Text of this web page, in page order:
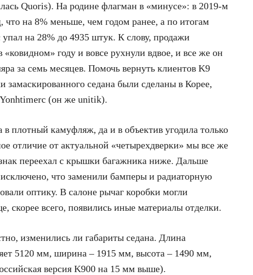
Quoris). На родине флагман в «минусе»: в 2019-м
что на 8% меньше, чем годом ранее, а по итогам
на 28% до 4935 штук. К слову, продажи
«ковидном» году и вовсе рухнули вдвое, и все же он
за семь месяцев. Помочь вернуть клиентов K9
замаскированного седана были сделаны в Корее,
(он же unitik).
плотный камуфляж, да и в объектив угодила только
отличие от актуальной «четырехдверки» мы все же
переехал с крышки багажника ниже. Дальше
что заменили бамперы и радиаторную
оптику. В салоне рычаг коробки могли
скорее всего, появились иные материалы отделки.
изменились ли габариты седана. Длина
5120 мм, ширина – 1915 мм, высота – 1490 мм,
версия K900 на 15 мм выше).